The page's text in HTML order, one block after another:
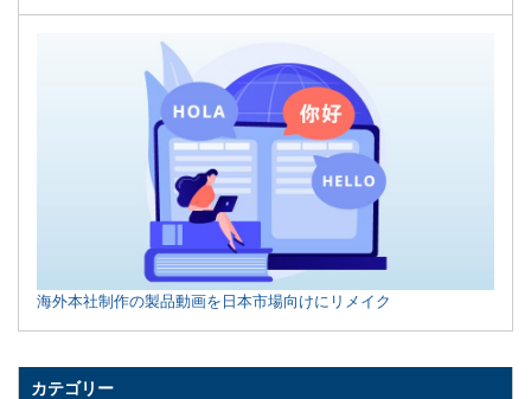
海外本社制作の製品動画を日本市場向けにリメイク
カテゴリー